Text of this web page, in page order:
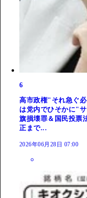
6
高市政権"それ急ぐ
は党内でひそかに"
旗損壊罪＆国民投票
正まで...
2026年06月28日 07:00